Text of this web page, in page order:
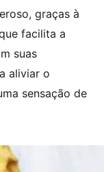
graças à
facilita a
suas
aliviar o
sensação de